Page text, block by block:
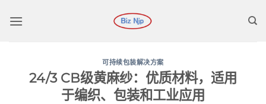
可持续包装解决方案
24/3 CB级黄麻纱：优质材料，适用
于编织、包装和工业应用